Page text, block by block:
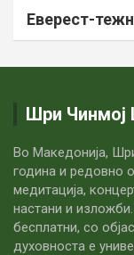
Еверест-
Шри Чинмој
Во Македонија,
година и редовно
медитација,
настани и
бесплатни, со
духовноста е